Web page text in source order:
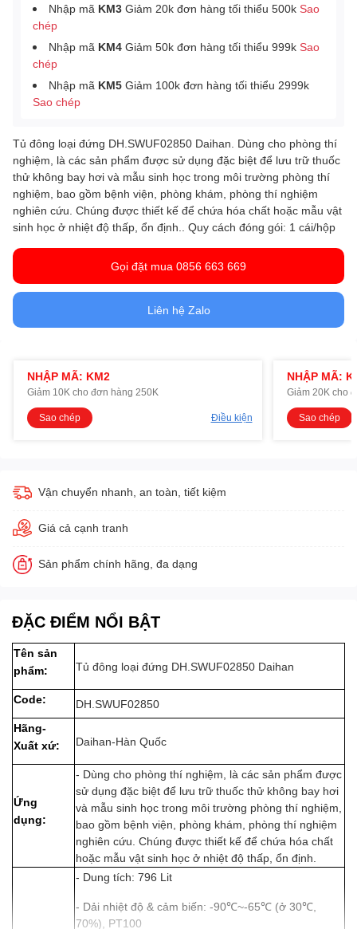
Nhập mã KM3 Giảm 20k đơn hàng tối thiểu 500k Sao
chép
Nhập mã KM4 Giảm 50k đơn hàng tối thiểu 999k Sao
chép
Nhập mã KM5 Giảm 100k đơn hàng tối thiểu 2999k
Sao chép
Tủ đông loại đứng DH.SWUF02850 Daihan. Dùng cho phòng thí
nghiệm, là các sản phẩm được sử dụng đặc biệt để lưu trữ thuốc
thử không bay hơi và mẫu sinh học trong môi trường phòng thí
nghiệm, bao gồm bệnh viện, phòng khám, phòng thí nghiệm
nghiên cứu. Chúng được thiết kế để chứa hóa chất hoặc mẫu vật
sinh học ở nhiệt độ thấp, ổn định.. Quy cách đóng gói: 1 cái/hộp
Gọi đặt mua 0856 663 669
Liên hệ Zalo
NHẬP MÃ: KM2
Giảm 10K cho đơn hàng 250K
Sao chép Điều kiện
NHẬP MÃ:
Giảm 20K cho
Sao chép
Vận chuyển nhanh, an toàn, tiết kiệm
Giá cả cạnh tranh
Sản phẩm chính hãng, đa dạng
ĐẶC ĐIỂM NỔI BẬT
Tên sản
phẩm:
Tủ đông loại đứng DH.SWUF02850 Daihan
Code: DH.SWUF02850
Hãng-
Xuất xứ:
Daihan-Hàn Quốc
Ứng
dụng:
- Dùng cho phòng thí nghiệm, là các sản phẩm được
sử dụng đặc biệt để lưu trữ thuốc thử không bay hơi
và mẫu sinh học trong môi trường phòng thí nghiệm,
bao gồm bệnh viện, phòng khám, phòng thí nghiệm
nghiên cứu. Chúng được thiết kế để chứa hóa chất
hoặc mẫu vật sinh học ở nhiệt độ thấp, ổn định.
- Dung tích: 796 Lit
- Dải nhiệt độ & cảm biến: -90℃~-65℃ (ở 30℃,
70%), PT100